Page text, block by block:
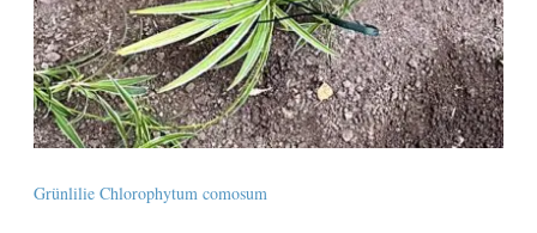
Grünlilie Chlorophytum comosum